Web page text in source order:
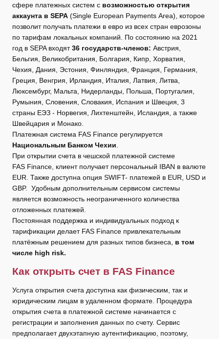
сфере платежных систем с возможностью открытия
аккаунта в SEPA (Single European Payments Area), которое
позволит получать платежи в евро из всех стран еврозоны
по тарифам локальных компаний. По состоянию на 2021
год в SEPA входят36 государств-членов: Австрия,
Бельгия, Великобритания, Болгария, Кипр, Хорватия,
Чехия, Дания, Эстония, Финляндия, Франция, Германия,
Греция, Венгрия, Ирландия, Италия, Латвия, Литва,
Люксембург, Мальта, Нидерланды, Польша, Португалия,
Румыния, Словения, Словакия, Испания и Швеция, 3
страны ЕЭЗ - Норвегия, Лихтенштейн, Исландия, а также
Швейцария и Монако.
Платежная система FAS Finance регулируется
Национальным Банком Чехии
При открытии счета в чешской платежной системе
FAS Finance, клиент получает персональный IBAN в валюте
EUR. Также доступна опция SWIFT- платежей в EUR, USD и
GBP. Удобным дополнительным сервисом системы
является возможность неограниченного количества
отложенных платежей.
Постоянная поддержка и индивидуальных подход к
тарификации делает FAS Finance привлекательным
платёжным решением для разных типов бизнеса, в том
числе high risk.
Как открыть счет в FAS Finance
Услуга открытия счета доступна как физическим, так и
юридическим лицам в удаленном формате. Процедура
открытия счета в платежной системе начинается с
регистрации и заполнения данных по счету. Сервис
предполагает двухэтапную аутентификацию, поэтому,